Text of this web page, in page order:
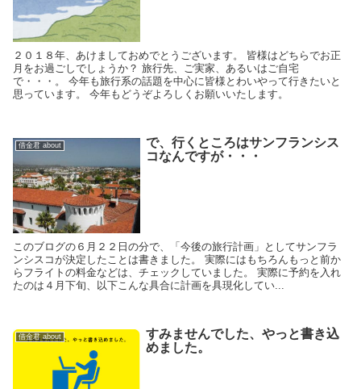
２０１８年、あけましておめでとうございます。 皆様はどちらでお正
月をお過ごしでしょうか？ 旅行先、ご実家、あるいはご自宅
で・・・。 今年も旅行系の話題を中心に皆様とわいやって行きたいと
思っています。 今年もどうぞよろしくお願いいたします。
借金君 about
で、行くところはサンフランシス
コなんですが・・・
このブログの６月２２日の分で、「今後の旅行計画」としてサンフラ
ンシスコが決定したことは書きました。 実際にはもちろんもっと前か
らフライトの料金などは、チェックしていました。 実際に予約を入れ
たのは４月下旬、以下こんな具合に計画を具現化してい...
借金君 about
すみませんでした、やっと書き込
めました。